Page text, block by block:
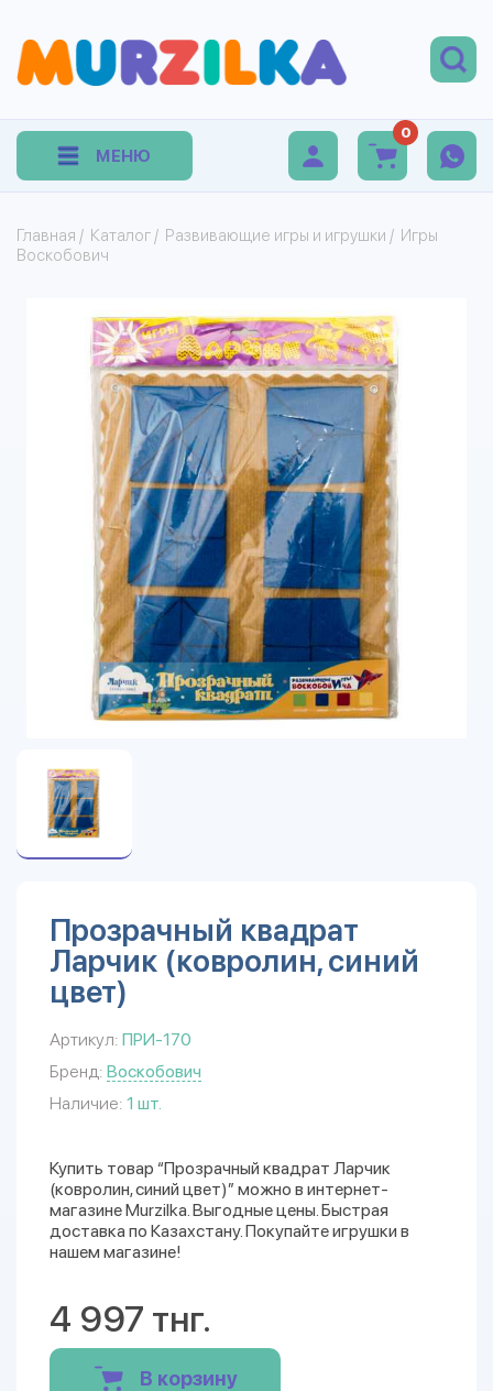
МЕНЮ
0
Главная / Каталог / Развивающие игры и игрушки / Игры
Воскобович
Прозрачный квадрат
Ларчик (ковролин, синий
цвет)
Артикул: ПРИ-170
Бренд: Воскобович
Наличие: 1 шт.
Купить товар “Прозрачный квадрат Ларчик
(ковролин, синий цвет)” можно в интернет-
магазине Murzilka. Выгодные цены. Быстрая
доставка по Казахстану. Покупайте игрушки в
нашем магазине!
4 997 тнг.
В корзину